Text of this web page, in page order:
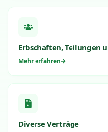
Erbschaften, Teilungen
Mehr erfahren
Diverse Verträge